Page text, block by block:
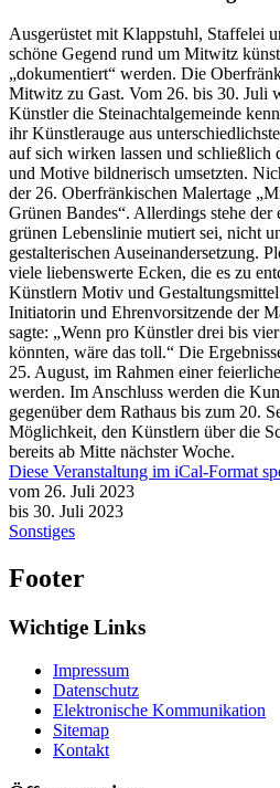
Ausgerüstet mit Klappstuhl, Staffelei
schöne Gegend rund um Mitwitz
„dokumentiert“ werden. Die
Mitwitz zu Gast. Vom 26. bis 30. Juli
Künstler die Steinachtalgemeinde
ihr Künstlerauge aus
auf sich wirken lassen und schließlich
und Motive bildnerisch umsetzten.
der 26. Oberfränkischen Malertage
Grünen Bandes“. Allerdings stehe der
grünen Lebenslinie mutiert sei, nicht
gestalterischen Auseinandersetzung.
viele liebenswerte Ecken, die es zu
Künstlern Motiv und
Initiatorin und Ehrenvorsitzende der
sagte: „Wenn pro Künstler drei bis
könnten, wäre das toll.“ Die
25. August, im Rahmen einer
werden. Im Anschluss werden die
gegenüber dem Rathaus bis zum 20.
Möglichkeit, den Künstlern über die
bereits ab Mitte nächster Woche.
Diese Veranstaltung im iCal-Format
vom 26. Juli 2023
bis 30. Juli 2023
Sonstiges
Footer
Wichtige Links
Impressum
Datenschutz
Elektronische Kommunikation
Sitemap
Kontakt